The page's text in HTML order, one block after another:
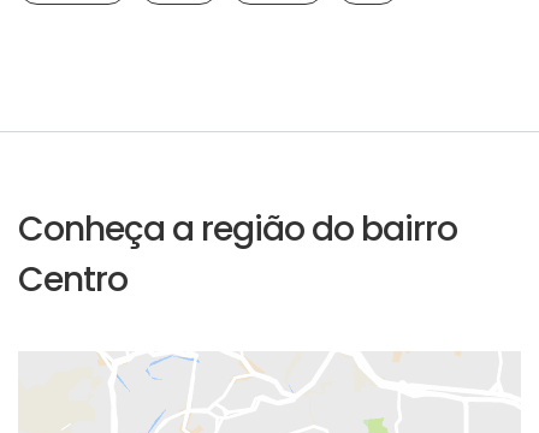
Conheça a região do bairro
Centro